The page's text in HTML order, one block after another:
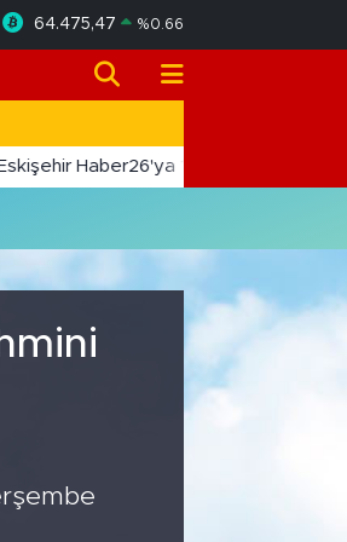
64.475,47 %0.66
Haber26'ya 10. Yıl Tebriği